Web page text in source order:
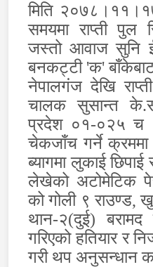
मिति
समयमा राप्ती पुल
जस्तो आवाज सुनि
बनकट्टी 'क'
नेपालगंज देखि
चालक सुसान्त
प्रदेश ०१-०२५ च
चेकजाँच गर्ने क्रममा
ब्यागमा लुकाई छिपाई
लेखेको अटोमेटिक
को गोली ९ राउण्ड,
थान-२(दुई)
गरिएको हतियार र
गरी थप अनुसन्धान